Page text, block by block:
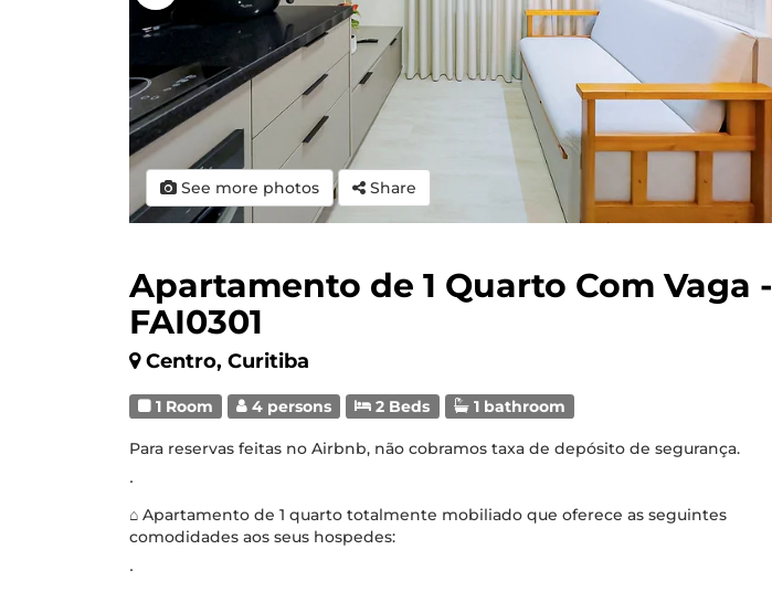
See more photos Share
Apartamento de 1 Quarto Com Vaga -
FAI0301
Centro, Curitiba
1 Room 4 persons 2 Beds 1 bathroom
Para reservas feitas no Airbnb, não cobramos taxa de depósito de segurança.
∙
⌂ Apartamento de 1 quarto totalmente mobiliado que oferece as seguintes
comodidades aos seus hospedes:
∙